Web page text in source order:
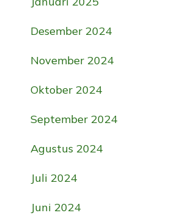
Desember 2024
November 2024
Oktober 2024
September 2024
Agustus 2024
Juli 2024
Juni 2024